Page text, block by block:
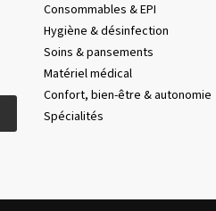
Consommables & EPI
Hygiène & désinfection
Soins & pansements
Matériel médical
Confort, bien-être & autonomie
Spécialités